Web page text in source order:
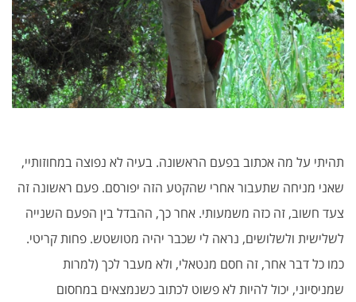
תהיתי על מה אכתוב בפעם הראשונה. בעיה לא נפוצה במחוזותיי,
שאני מניחה שתעבור אחרי שהקטע הזה יפורסם. פעם ראשונה זה
צעד חשוב, זה כזה משמעותי. אחר כך, ההבדל בין הפעם השנייה
לשלישית ולשלושים, נראה לי שכבר יהיה מטושטש. פחות קריטי.
כמו כל דבר אחר, זה חסם מנטאלי, ולא מעבר לכך (למרות
שמניסיוני, יכול להיות לא פשוט לכתוב כשנמצאים במחסום